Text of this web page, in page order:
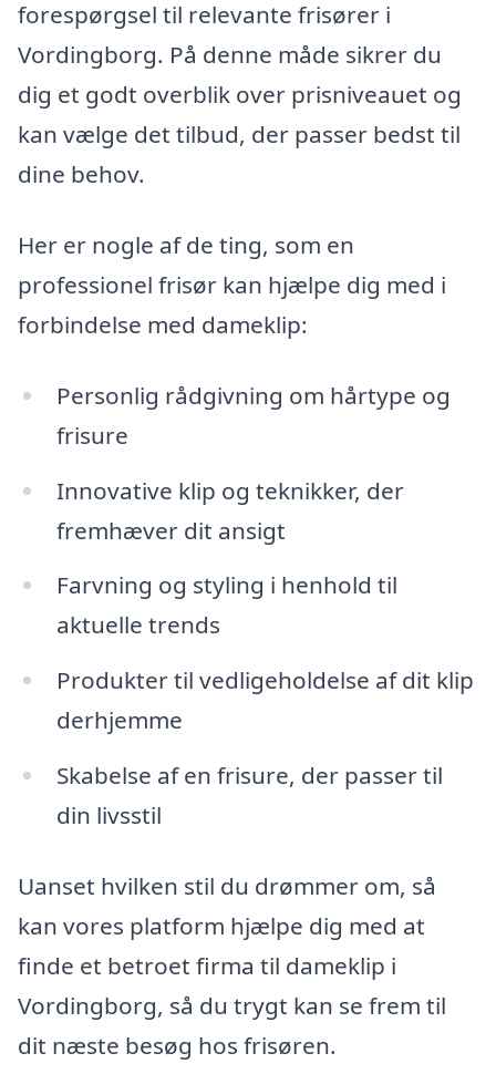
forespørgsel til relevante frisører i
Vordingborg. På denne måde sikrer du
dig et godt overblik over prisniveauet og
kan vælge det tilbud, der passer bedst til
dine behov.
Her er nogle af de ting, som en
professionel frisør kan hjælpe dig med i
forbindelse med dameklip:
Personlig rådgivning om hårtype og
frisure
Innovative klip og teknikker, der
fremhæver dit ansigt
Farvning og styling i henhold til
aktuelle trends
Produkter til vedligeholdelse af dit klip
derhjemme
Skabelse af en frisure, der passer til
din livsstil
Uanset hvilken stil du drømmer om, så
kan vores platform hjælpe dig med at
finde et betroet firma til dameklip i
Vordingborg, så du trygt kan se frem til
dit næste besøg hos frisøren.